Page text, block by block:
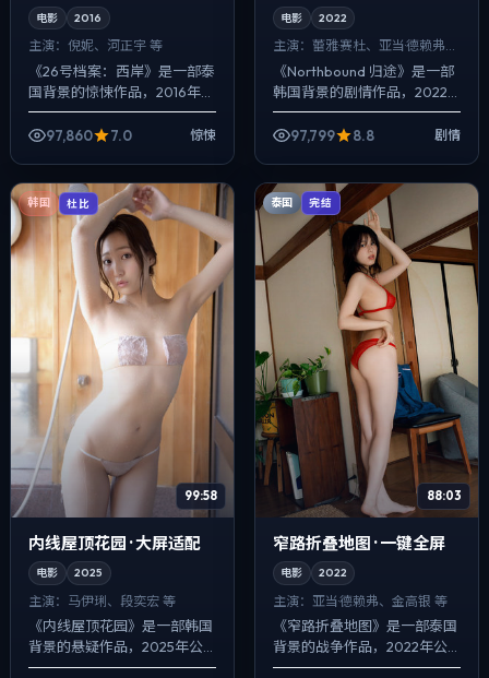
电影 2016
主演： 倪妮、河正宇 等
《26号档案：西岸》是一部泰
国背景的惊悚作品，2016年公
映，由毕赣执导，倪妮、河正
宇、任素汐等主演。以冷峻镜
97,860 7.0 惊悚
电影 2022
主演： 蕾雅·赛杜、亚当·德赖弗
等
《Northbound 归途》是一部
韩国背景的剧情作品，2022
年公映，由丹尼斯·维伦纽瓦执
导，蕾雅·赛杜、亚当·德赖弗、
97,799 8.8 剧情
韩国 杜比
99:58
内线屋顶花园 · 大屏适配
电影 2025
主演： 马伊琍、段奕宏 等
《内线屋顶花园》是一部韩国
背景的悬疑作品，2025年公
映，由陈凯歌执导，马伊琍、
泰国 完结
88:03
窄路折叠地图 · 一键全屏
电影 2022
主演： 亚当·德赖弗、金高银 等
《窄路折叠地图》是一部泰国
背景的战争作品，2022年公
映，由乌尔善执导，亚当·德赖